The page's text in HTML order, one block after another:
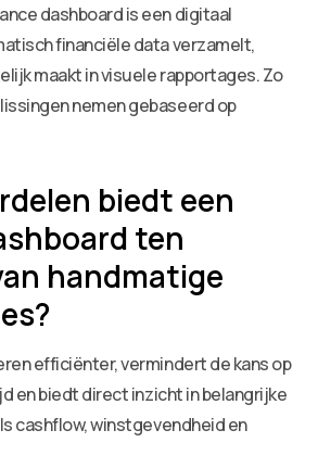
dashboard is een digitaal
financiële data verzamelt,
maakt in visuele rapportages. Zo
nemen gebaseerd op
biedt een
ten
handmatige
efficiënter, vermindert de kans op
en biedt direct inzicht in belangrijke
cashflow, winstgevendheid en